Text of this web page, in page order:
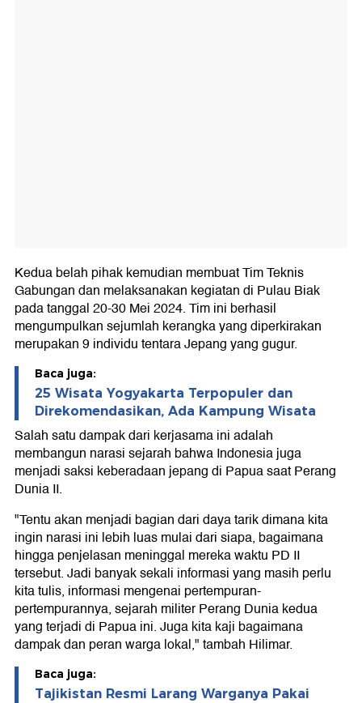
Kedua belah pihak kemudian membuat Tim Teknis
Gabungan dan melaksanakan kegiatan di Pulau Biak
pada tanggal 20-30 Mei 2024. Tim ini berhasil
mengumpulkan sejumlah kerangka yang diperkirakan
merupakan 9 individu tentara Jepang yang gugur.
Baca juga:
25 Wisata Yogyakarta Terpopuler dan
Direkomendasikan, Ada Kampung Wisata
Salah satu dampak dari kerjasama ini adalah
membangun narasi sejarah bahwa Indonesia juga
menjadi saksi keberadaan jepang di Papua saat Perang
Dunia II.
"Tentu akan menjadi bagian dari daya tarik dimana kita
ingin narasi ini lebih luas mulai dari siapa, bagaimana
hingga penjelasan meninggal mereka waktu PD II
tersebut. Jadi banyak sekali informasi yang masih perlu
kita tulis, informasi mengenai pertempuran-
pertempurannya, sejarah militer Perang Dunia kedua
yang terjadi di Papua ini. Juga kita kaji bagaimana
dampak dan peran warga lokal," tambah Hilimar.
Baca juga:
Tajikistan Resmi Larang Warganya Pakai